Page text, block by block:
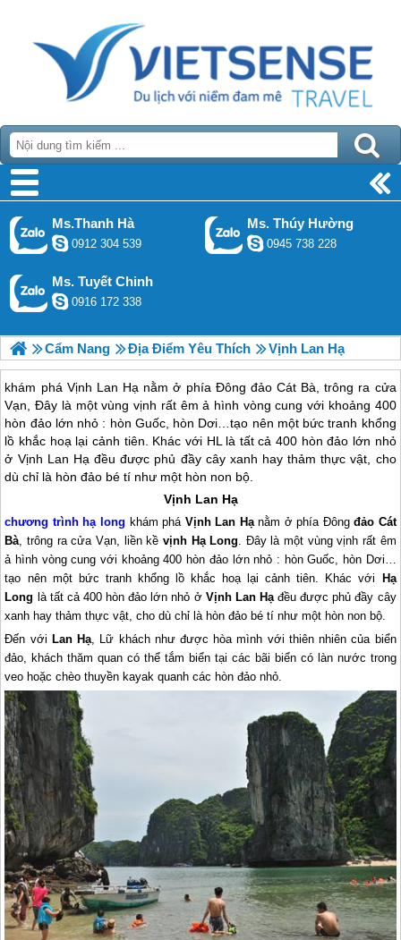
Ms.Thanh Hà
0912 304 539
Ms. Thúy Hường
0945 738 228
Ms. Tuyết Chinh
0916 172 338
Cẩm Nang Địa Điểm Yêu Thích Vịnh Lan Hạ
khám phá Vịnh Lan Hạ nằm ở phía Đông đảo Cát Bà, trông ra cửa
Vạn, Đây là một vùng vịnh rất êm ả hình vòng cung với khoảng 400
hòn đảo lớn nhỏ : hòn Guốc, hòn Dơi…tạo nên một bức tranh khổng
lồ khắc hoạ lại cảnh tiên. Khác với HL là tất cả 400 hòn đảo lớn nhỏ
ở Vịnh Lan Hạ đều được phủ đầy cây xanh hay thảm thực vật, cho
dù chỉ là hòn đảo bé tí như một hòn non bộ.
Vịnh Lan Hạ
chương trình hạ long khám pháVịnh Lan Hạnằm ở phía Đôngđảo Cát
Bà, trông ra cửa Vạn, liền kề vịnh Hạ Long. Đây là một vùng vịnh rất êm
ả hình vòng cung với khoảng 400 hòn đảo lớn nhỏ : hòn Guốc, hòn Dơi…
tạo nên một bức tranh khổng lồ khắc hoạ lại cảnh tiên. Khác với
Hạ
Long là tất cả 400 hòn đảo lớn nhỏ ở Vịnh Lan Hạđều được phủ đầy cây
xanh hay thảm thực vật, cho dù chỉ là hòn đảo bé tí như một hòn non bộ.
Đến với Lan Hạ, Lữ khách như được hòa mình với thiên nhiên của biển
đảo, khách thăm quan có thể tắm biển tại các bãi biển có làn nước trong
veo hoặc chèo thuyền kayak quanh các hòn đảo nhỏ.